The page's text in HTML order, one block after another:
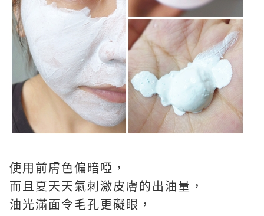
使用前膚色偏暗啞，
而且夏天天氣刺激皮膚的出油量，
油光滿面令毛孔更礙眼，